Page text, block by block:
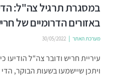
במסגרת תרגיל צה"ל:
באזורים הדרומיים של
מערכת האתר 30/05/2022
עיריית חריש ודובר צה"ל הודיעו
ויתכן שיישמעו בשעות הבוקר,